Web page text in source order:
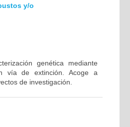
y/o
genética mediante
vía de extinción. Acoge a
de investigación.